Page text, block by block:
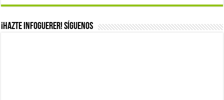
¡Hazte infoguerer! Síguenos